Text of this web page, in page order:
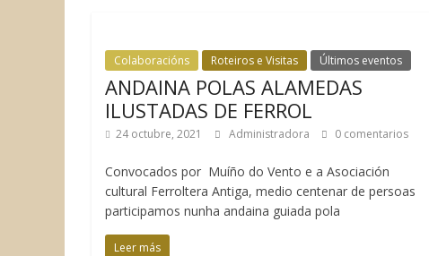
Colaboracións Roteiros e Visitas Últimos eventos
ANDAINA POLAS ALAMEDAS
ILUSTADAS DE FERROL
24 octubre, 2021 Administradora 0 comentarios
Convocados por Muíño do Vento e a Asociación
cultural Ferroltera Antiga, medio centenar de persoas
participamos nunha andaina guiada pola
Leer más